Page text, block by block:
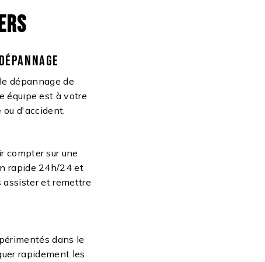
dépannage de
équipe est à votre
d'accident.
compter sur une
rapide 24h/24 et
assister et remettre
dans le
rapidement les